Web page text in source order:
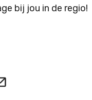
bij jou in de regio!